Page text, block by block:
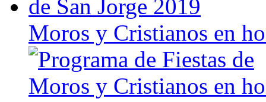
Moros y Cristianos en